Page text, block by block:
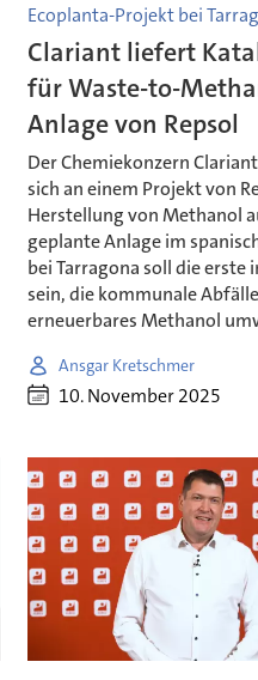
Ecoplanta-Projekt bei
Clariant liefert
für Waste-to-
Anlage von Repsol
Der Chemiekonzern
sich an einem Projekt von
Herstellung von Methanol
geplante Anlage im
bei Tarragona soll die erste
sein, die kommunale
erneuerbares Methanol
Ansgar Kretschmer
10. November 2025